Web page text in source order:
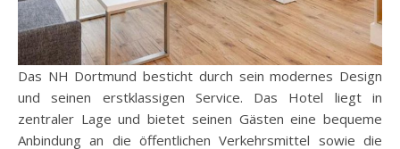
Das NH Dortmund besticht durch sein modernes Design
und seinen erstklassigen Service. Das Hotel liegt in
zentraler Lage und bietet seinen Gästen eine bequeme
Anbindung an die öffentlichen Verkehrsmittel sowie die